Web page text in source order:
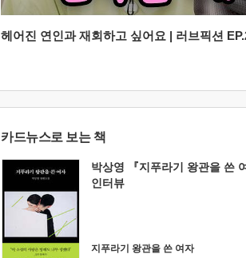
헤어진 연인과 재회하고 싶어요 | 러브픽션
카드뉴스로 보는 책
박상영 『지푸라기 왕관을 쓴
인터뷰
지푸라기 왕관을 쓴 여자